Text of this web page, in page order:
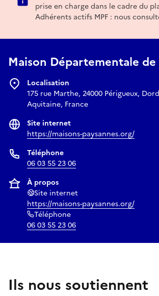
Mise en application sur site de la
bâti sur tout ou partie d’un bâtiment, en
formation@maisons-paysannes.org
prise en charge dans le cadre du
Adhérents actifs MPF : nous
Maison Départementale
Localisation
175 rue Marthe, 24000 Périgueux,
Aquitaine, France
Site internet
https://maisons-paysannes.org/
Téléphone
06 03 55 23 06
À propos
Site internet
https://maisons-paysannes.org/
Téléphone
06 03 55 23 06
Ils nous soutiennent